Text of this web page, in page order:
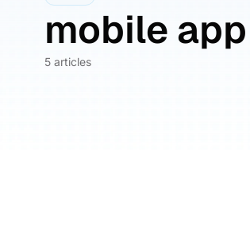
mobile app
5 articles